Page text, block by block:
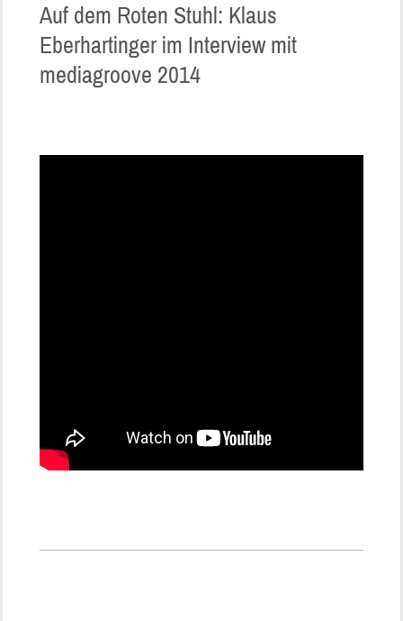
Auf dem Roten Stuhl: Klaus
Eberhartinger im Interview mit
mediagroove 2014